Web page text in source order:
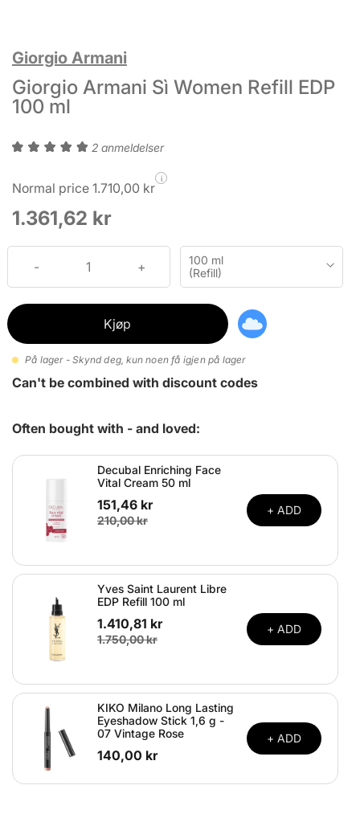
Giorgio Armani
Giorgio Armani Sì Women Refill EDP
100 ml
2 anmeldelser
Normal price 1.710,00 kr
i
1.361,62 kr
100 ml
(Refill)
Kjøp
På lager - Skynd deg, kun noen få igjen på lager
Can't be combined with discount codes
Often bought with - and loved:
Decubal Enriching Face
Vital Cream 50 ml
151,46 kr
210,00 kr
+ ADD
Yves Saint Laurent Libre
EDP Refill 100 ml
1.410,81 kr
1.750,00 kr
+ ADD
KIKO Milano Long Lasting
Eyeshadow Stick 1,6 g -
07 Vintage Rose
140,00 kr
+ ADD